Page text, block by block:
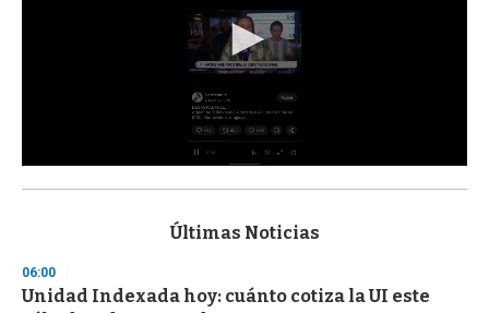
s
d
s
Últimas Noticias
06:00
Unidad Indexada hoy: cuánto cotiza la UI este